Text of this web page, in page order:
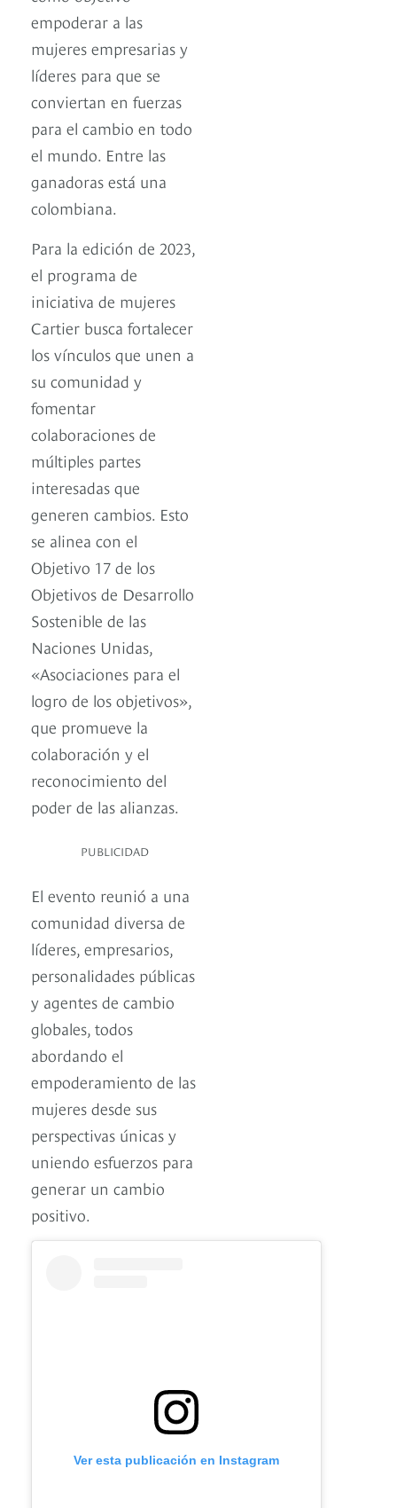
empoderar a las
mujeres empresarias y
líderes para que se
conviertan en fuerzas
para el cambio en todo
el mundo. Entre las
ganadoras está una
colombiana.
Para la edición de 2023,
el programa de
iniciativa de mujeres
Cartier busca fortalecer
los vínculos que unen a
su comunidad y
fomentar
colaboraciones de
múltiples partes
interesadas que
generen cambios. Esto
se alinea con el
Objetivo 17 de los
Objetivos de Desarrollo
Sostenible de las
Naciones Unidas,
«Asociaciones para el
logro de los objetivos»,
que promueve la
colaboración y el
reconocimiento del
poder de las alianzas.
PUBLICIDAD
El evento reunió a una
comunidad diversa de
líderes, empresarios,
personalidades públicas
y agentes de cambio
globales, todos
abordando el
empoderamiento de las
mujeres desde sus
perspectivas únicas y
uniendo esfuerzos para
generar un cambio
positivo.
Ver esta publicación en Instagram